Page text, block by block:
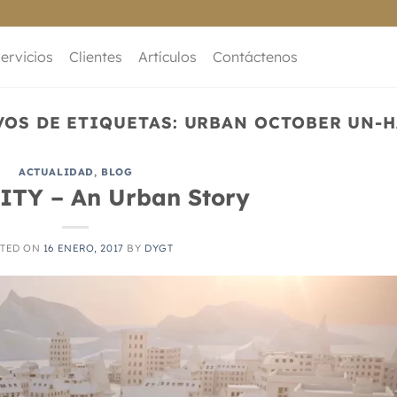
Clientes Artículos Contáctenos
DE ETIQUETAS: URBAN OCTOBER UN-
ACTUALIDAD, BLOG
– An Urban Story
ON 16 ENERO, 2017 BY DYGT